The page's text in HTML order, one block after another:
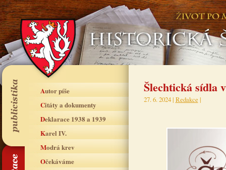
Autor píše
Citáty a dokumenty
Deklarace 1938 a 1939
Karel IV.
Modrá krev
Očekáváme
Šlechtická sídla
27. 6. 2024 | Redakce |